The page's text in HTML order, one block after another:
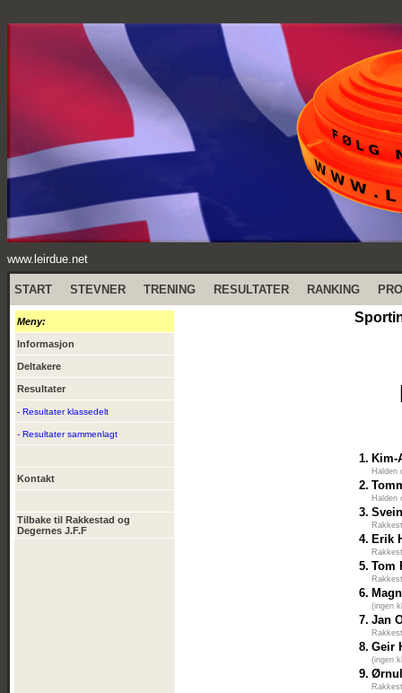
www.leirdue.net
START STEVNER TRENING RESULTATER RANKING
Meny:
Informasjon
Deltakere
Resultater
- Resultater klassedelt
- Resultater sammenlagt
Kontakt
Tilbake til Rakkestad og
Degernes J.F.F
1. Kim-
Halden
2.
Halden
3.
4. Erik
5. Tom
6.
(ingen
7. Jan
8. Geir
(ingen
9.